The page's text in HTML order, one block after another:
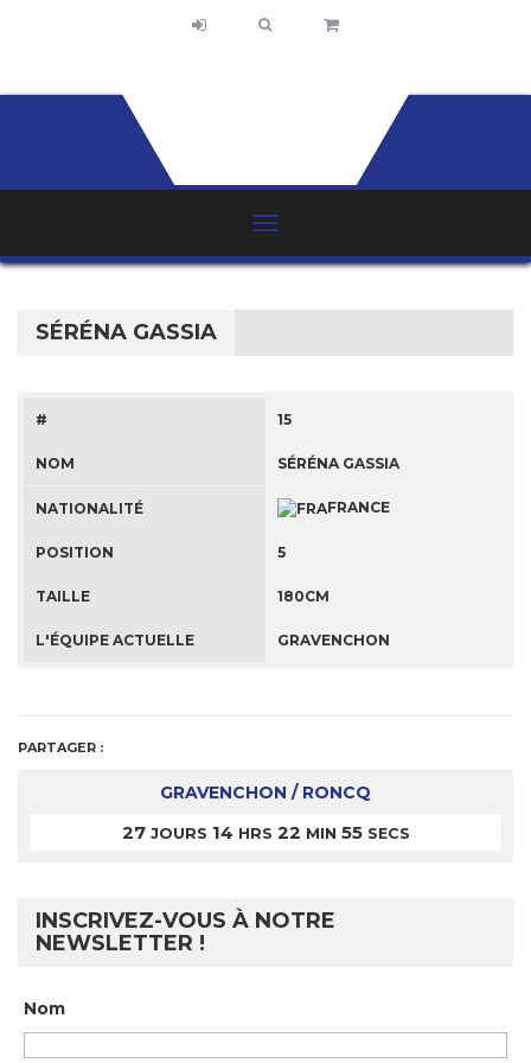
SÉRÉNA GASSIA
# 15
NOM SÉRÉNA GASSIA
NATIONALITÉ FRANCE
POSITION 5
TAILLE 180CM
L'ÉQUIPE ACTUELLE GRAVENCHON
PARTAGER :
GRAVENCHON / RONCQ
27 JOURS 14 HRS 22 MIN 55 SECS
INSCRIVEZ-VOUS À NOTRE
NEWSLETTER !
Nom